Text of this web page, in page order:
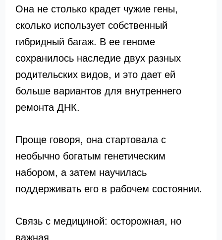
Она не столько крадет чужие гены,
сколько использует собственный
гибридный багаж. В ее геноме
сохранилось наследие двух разных
родительских видов, и это дает ей
больше вариантов для внутреннего
ремонта ДНК.
Проще говоря, она стартовала с
необычно богатым генетическим
набором, а затем научилась
поддерживать его в рабочем состоянии.
Связь с медициной: осторожная, но
важная